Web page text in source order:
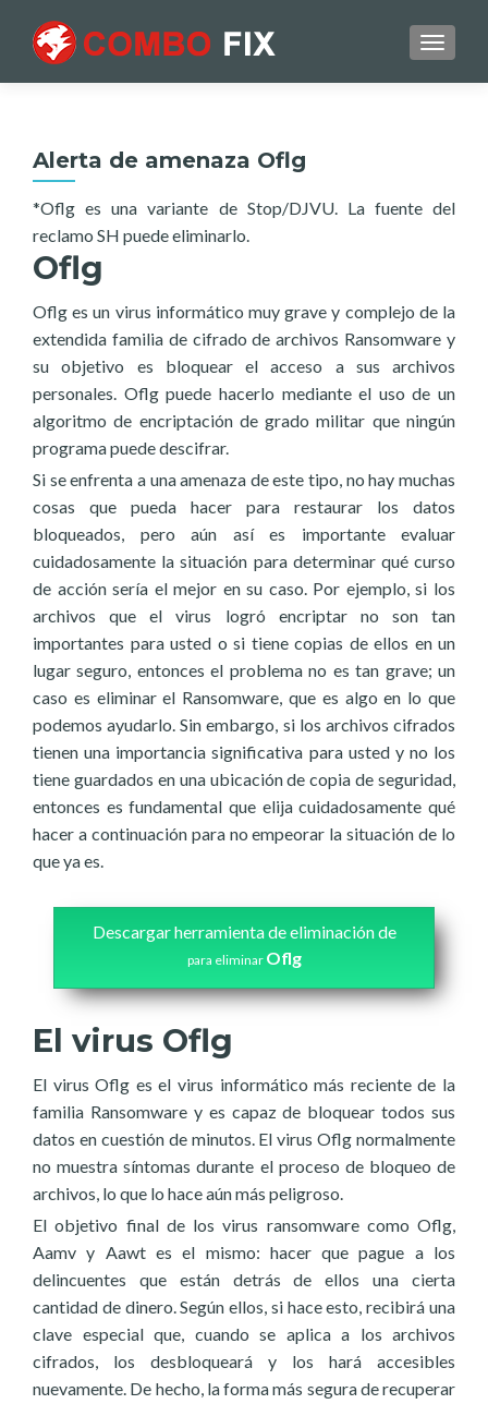
Alerta de amenaza Oflg
*Oflg es una variante de Stop/DJVU. La fuente del
reclamo SH puede eliminarlo.
Oflg
Oflg es un virus informático muy grave y complejo de la
extendida familia de cifrado de archivos Ransomware y
su objetivo es bloquear el acceso a sus archivos
personales. Oflg puede hacerlo mediante el uso de un
algoritmo de encriptación de grado militar que ningún
programa puede descifrar.
Si se enfrenta a una amenaza de este tipo, no hay muchas
cosas que pueda hacer para restaurar los datos
bloqueados, pero aún así es importante evaluar
cuidadosamente la situación para determinar qué curso
de acción sería el mejor en su caso. Por ejemplo, si los
archivos que el virus logró encriptar no son tan
importantes para usted o si tiene copias de ellos en un
lugar seguro, entonces el problema no es tan grave; un
caso es eliminar el Ransomware, que es algo en lo que
podemos ayudarlo. Sin embargo, si los archivos cifrados
tienen una importancia significativa para usted y no los
tiene guardados en una ubicación de copia de seguridad,
entonces es fundamental que elija cuidadosamente qué
hacer a continuación para no empeorar la situación de lo
que ya es.
Descargar herramienta de eliminación de
para eliminar Oflg
El virus Oflg
El virus Oflg es el virus informático más reciente de la
familia Ransomware y es capaz de bloquear todos sus
datos en cuestión de minutos. El virus Oflg normalmente
no muestra síntomas durante el proceso de bloqueo de
archivos, lo que lo hace aún más peligroso.
El objetivo final de los virus ransomware como Oflg,
Aamv y Aawt es el mismo: hacer que pague a los
delincuentes que están detrás de ellos una cierta
cantidad de dinero. Según ellos, si hace esto, recibirá una
clave especial que, cuando se aplica a los archivos
cifrados, los desbloqueará y los hará accesibles
nuevamente. De hecho, la forma más segura de recuperar